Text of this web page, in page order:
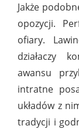
Jakże
opozycji.
ofiary.
działaczy
awansu
intratne
układów z
tradycji i